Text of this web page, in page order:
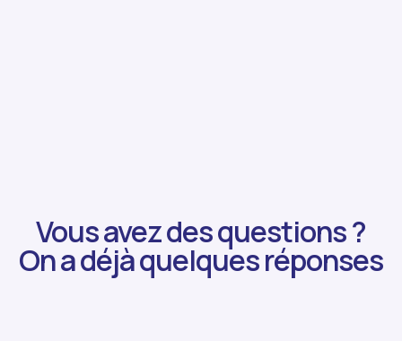
Vous avez des questions ?
On a déjà quelques réponses